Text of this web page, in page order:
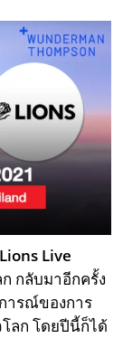
Live
กลับมาอีกครั้ง
ารณ์ของการ
ลก โดยปีนี้ก็ได้